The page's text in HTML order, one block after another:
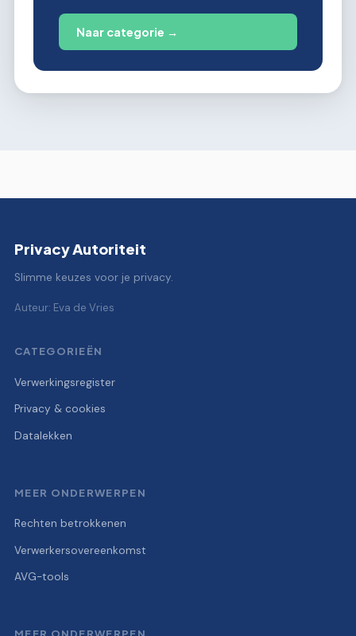
Naar categorie →
Privacy Autoriteit
Slimme keuzes voor je privacy.
Auteur: Eva de Vries
CATEGORIEËN
Verwerkingsregister
Privacy & cookies
Datalekken
MEER ONDERWERPEN
Rechten betrokkenen
Verwerkersovereenkomst
AVG-tools